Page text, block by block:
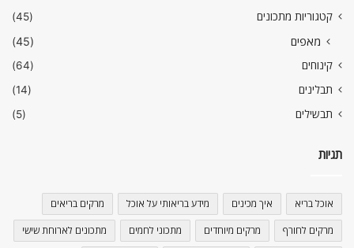
קטגוריות מתכונים
(45)
מאפים (45)
קינוחים
(64)
תבלינים
(14)
תבשילים
(5)
תגיות
אוכל בריא איך מכינים מידע בריאותי על אוכל מרקים בריאים
מרקים לחורף מרקים מיוחדים מתכוני לחמים מתכונים לארוחת שישי